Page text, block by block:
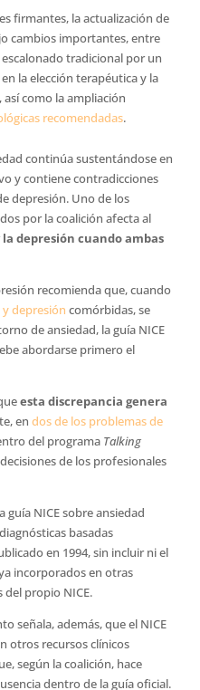
firmantes, la actualización de
cambios importantes, entre
tradicional por un
la elección terapéutica y la
como la ampliación
recomendadas.
continúa sustentándose en
y contiene contradicciones
depresión. Uno de los
por la coalición afecta al
depresión cuando ambas
recomienda que, cuando
depresión comórbidas, se
de ansiedad, la guía NICE
abordarse primero el
esta discrepancia genera
en dos de los problemas de
del programa Talking
de los profesionales
guía NICE sobre ansiedad
basadas
en 1994, sin incluir ni el
incorporados en otras
del propio NICE.
señala, además, que el NICE
otros recursos clínicos
según la coalición, hace
dentro de la guía oficial.